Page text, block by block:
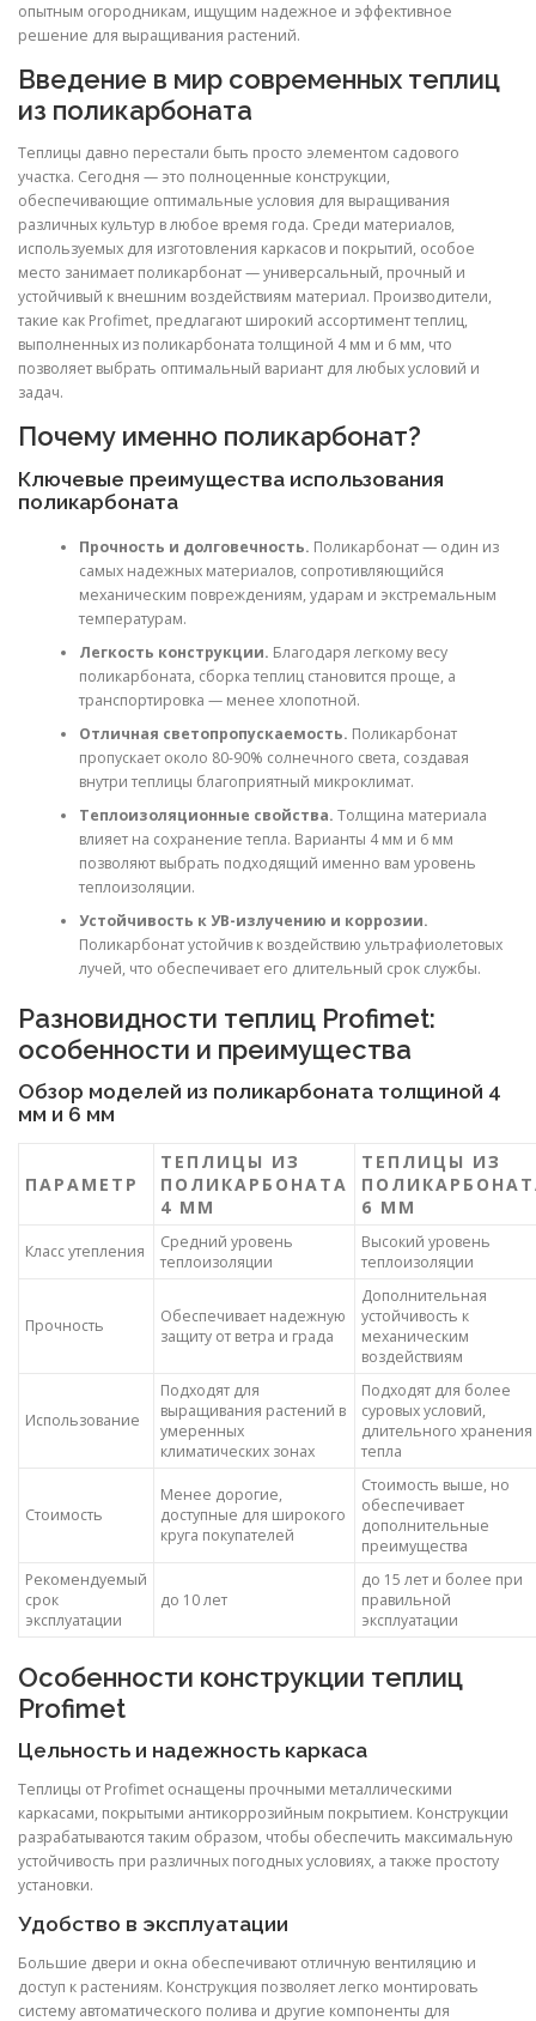
опытным огородникам, ищущим надежное и эффективное
решение для выращивания растений.
Введение в мир современных теплиц
из поликарбоната
Теплицы давно перестали быть просто элементом садового
участка. Сегодня — это полноценные конструкции,
обеспечивающие оптимальные условия для выращивания
различных культур в любое время года. Среди материалов,
используемых для изготовления каркасов и покрытий, особое
место занимает поликарбонат — универсальный, прочный и
устойчивый к внешним воздействиям материал. Производители,
такие как Profimet, предлагают широкий ассортимент теплиц,
выполненных из поликарбоната толщиной 4 мм и 6 мм, что
позволяет выбрать оптимальный вариант для любых условий и
задач.
Почему именно поликарбонат?
Ключевые преимущества использования
поликарбоната
Прочность и долговечность. Поликарбонат — один из
самых надежных материалов, сопротивляющийся
механическим повреждениям, ударам и экстремальным
температурам.
Легкость конструкции. Благодаря легкому весу
поликарбоната, сборка теплиц становится проще, а
транспортировка — менее хлопотной.
Отличная светопропускаемость. Поликарбонат
пропускает около 80-90% солнечного света, создавая
внутри теплицы благоприятный микроклимат.
Теплоизоляционные свойства. Толщина материала
влияет на сохранение тепла. Варианты 4 мм и 6 мм
позволяют выбрать подходящий именно вам уровень
теплоизоляции.
Устойчивость к УВ-излучению и коррозии.
Поликарбонат устойчив к воздействию ультрафиолетовых
лучей, что обеспечивает его длительный срок службы.
Разновидности теплиц Profimet:
особенности и преимущества
Обзор моделей из поликарбоната толщиной 4
мм и 6 мм
ПАРАМЕТР
ТЕПЛИЦЫ ИЗ
ПОЛИКАРБОНАТА
4 ММ
ТЕПЛИЦЫ ИЗ
6 ММ
Класс утепления
Средний уровень
теплоизоляции
Высокий уровень
теплоизоляции
Прочность
Обеспечивает надежную
защиту от ветра и града
Дополнительная
устойчивость к
механическим
воздействиям
Использование
Подходят для
выращивания растений в
умеренных
климатических зонах
Подходят для более
суровых условий,
длительного хранения
тепла
Стоимость
Менее дорогие,
доступные для широкого
круга покупателей
Стоимость выше, но
обеспечивает
дополнительные
преимущества
Рекомендуемый
срок
эксплуатации
до 10 лет
до 15 лет и более при
правильной
эксплуатации
Особенности конструкции теплиц
Profimet
Цельность и надежность каркаса
Теплицы от Profimet оснащены прочными металлическими
каркасами, покрытыми антикоррозийным покрытием. Конструкции
разрабатываются таким образом, чтобы обеспечить максимальную
устойчивость при различных погодных условиях, а также простоту
установки.
Удобство в эксплуатации
Большие двери и окна обеспечивают отличную вентиляцию и
доступ к растениям. Конструкция позволяет легко монтировать
систему автоматического полива и другие компоненты для